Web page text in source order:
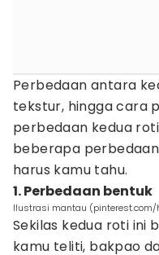
Perbedaan antara
tekstur, hingga cara
perbedaan kedua
beberapa
harus kamu tahu.
1. Perbedaan bentuk
Ilustrasi mantau (pinterest.com/
Sekilas kedua roti ini
kamu teliti, bakpao